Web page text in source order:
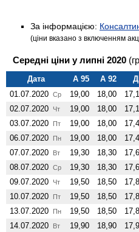
За інформацією:
(ціни вказано з включенням
Середні ціни у липні 2020
Дата А 95 А 92
01.07.2020 Ср 19,00 18,00
02.07.2020
Чт 19,00 18,00
03.07.2020
Пт 19,00 18,00
06.07.2020
Пн 19,00 18,00
07.07.2020
Вт 19,30 18,30
08.07.2020 Ср 19,30 18,30
09.07.2020
Чт 19,50 18,50
10.07.2020
Пт 19,50 18,50
13.07.2020
Пн 19,50 18,50
14.07.2020
Вт 19,90 18,90